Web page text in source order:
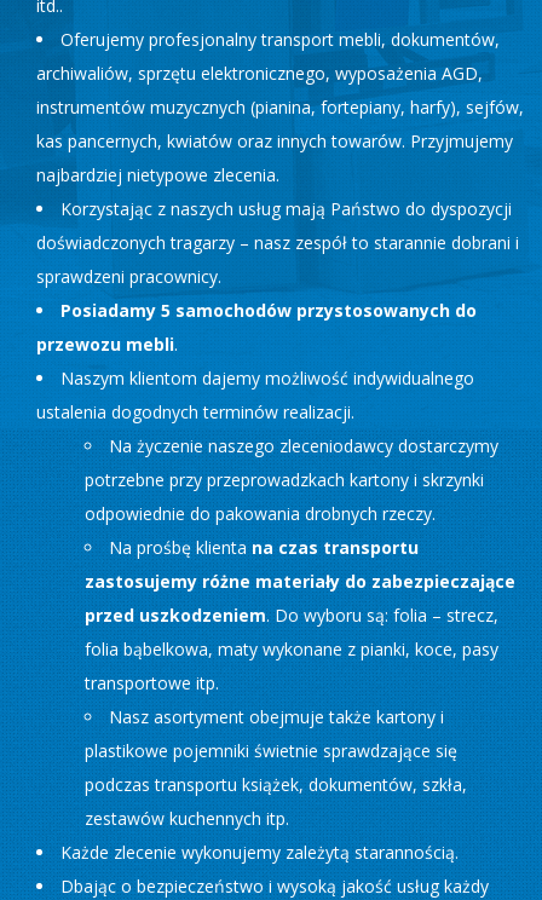
itd..
Oferujemy profesjonalny transport mebli, dokumentów,
archiwaliów, sprzętu elektronicznego, wyposażenia AGD,
instrumentów muzycznych (pianina, fortepiany, harfy), sejfów,
kas pancernych, kwiatów oraz innych towarów. Przyjmujemy
najbardziej nietypowe zlecenia.
Korzystając z naszych usług mają Państwo do dyspozycji
doświadczonych tragarzy – nasz zespół to starannie dobrani i
sprawdzeni pracownicy.
Posiadamy 5 samochodów przystosowanych do
przewozu mebli.
Naszym klientom dajemy możliwość indywidualnego
ustalenia dogodnych terminów realizacji.
Na życzenie naszego zleceniodawcy dostarczymy
potrzebne przy przeprowadzkach kartony i skrzynki
odpowiednie do pakowania drobnych rzeczy.
Na prośbę klientana czas transportu
zastosujemy różne materiały do zabezpieczające
przed uszkodzeniem. Do wyboru są: folia – strecz,
folia bąbelkowa, maty wykonane z pianki, koce, pasy
transportowe itp.
Nasz asortyment obejmuje także kartony i
plastikowe pojemniki świetnie sprawdzające się
podczas transportu książek, dokumentów, szkła,
zestawów kuchennych itp.
Każde zlecenie wykonujemy zależytą starannością.
Dbając o bezpieczeństwo i wysoką jakość usług każdy